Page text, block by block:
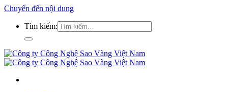
Chuyển đến nội dung
Tìm kiếm: